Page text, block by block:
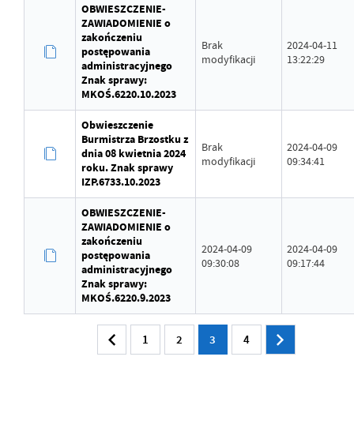
OBWIESZCZENIE-
ZAWIADOMIENIE o
zakończeniu
postępowania
administracyjnego
Znak sprawy:
MKOŚ.6220.10.2023
Brak
modyfikacji
2024-04-11
13:22:29
Obwieszczenie
Burmistrza Brzostku z
dnia 08 kwietnia 2024
roku. Znak sprawy
IZP.6733.10.2023
Brak
modyfikacji
2024-04-09
09:34:41
OBWIESZCZENIE-
ZAWIADOMIENIE o
zakończeniu
postępowania
administracyjnego
Znak sprawy:
MKOŚ.6220.9.2023
2024-04-09
09:30:08
2024-04-09
09:17:44
1 2 3 4